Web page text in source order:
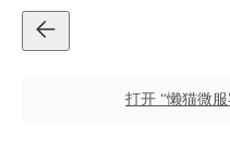
打开 “懒猫微